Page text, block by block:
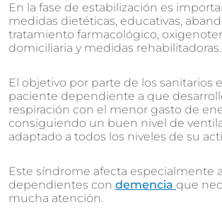
En la fase de estabilización es
medidas dietéticas, educativas,
tratamiento farmacológico,
domiciliaria y medidas rehabilitadoras.
El objetivo por parte de los sanitarios
paciente dependiente a que
respiración con el menor gasto de
consiguiendo un buen nivel de
adaptado a todos los niveles de su
Este síndrome afecta especialmente
dependientes con demencia que
mucha atención.